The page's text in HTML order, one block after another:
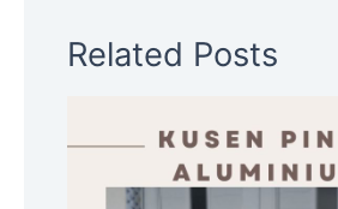
Related Posts